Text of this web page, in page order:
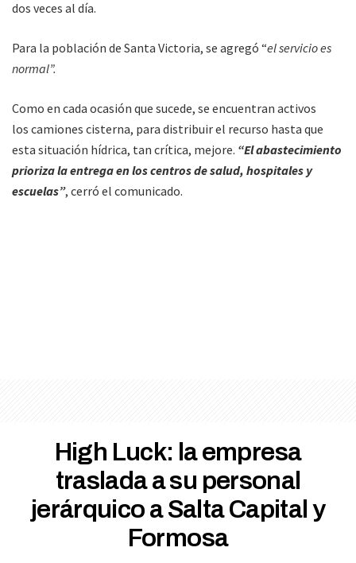
dos veces al día.
Para la población de Santa Victoria, se agregó “el servicio es
normal”.
Como en cada ocasión que sucede, se encuentran activos
los camiones cisterna, para distribuir el recurso hasta que
esta situación hídrica, tan crítica, mejore. “El abastecimiento
prioriza la entrega en los centros de salud, hospitales y
escuelas”, cerró el comunicado.
High Luck: la empresa
traslada a su personal
jerárquico a Salta Capital y
Formosa